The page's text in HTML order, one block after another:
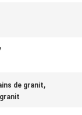
de granit,